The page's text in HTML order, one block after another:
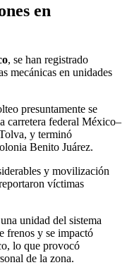
en
, se han registrado
mecánicas en unidades
presuntamente se
carretera federal México–
y terminó
Benito Juárez.
y movilización
víctimas
unidad del sistema
frenos y se impactó
lo que provocó
de la zona.